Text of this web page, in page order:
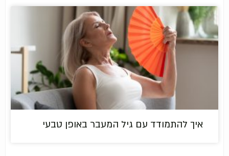
איך להתמודד עם גיל המעבר באופן טבעי